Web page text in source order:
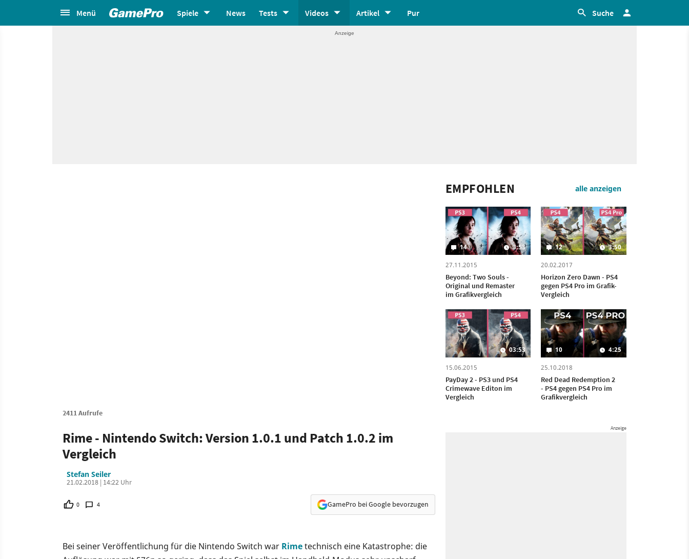
Menü Spiele News Tests Videos Artikel Pur Suche
2411 Aufrufe
Rime - Nintendo Switch: Version 1.0.1 und Patch 1.0.2 im
Vergleich
Stefan Seiler
21.02.2018 | 14:22 Uhr
0 4 GamePro bei Google bevorzugen
Bei seiner Veröffentlichung für die Nintendo Switch war Rimetechnisch eine Katastrophe: die
EMPFOHLEN alle anzeigen
14 3:53
27.11.2015
Beyond: Two Souls -
Original und Remaster
im Grafikvergleich
12 3:50
20.02.2017
Horizon Zero Dawn - PS4
gegen PS4 Pro im Grafik-
Vergleich
03:53
15.06.2015
PayDay 2 - PS3 und PS4
Crimewave Editon im
Vergleich
10 4:25
25.10.2018
Red Dead Redemption 2
- PS4 gegen PS4 Pro im
Grafikvergleich